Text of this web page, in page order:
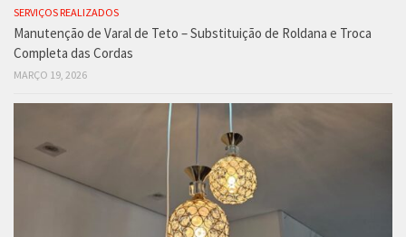
SERVIÇOS REALIZADOS
Manutenção de Varal de Teto – Substituição de Roldana e Troca
Completa das Cordas
MARÇO 19, 2026